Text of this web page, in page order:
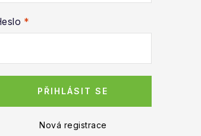
PŘIHLÁSIT SE
Nová registrace